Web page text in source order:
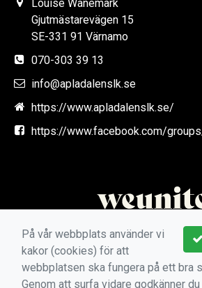
Louise Wanemark
Gjutmästarevägen 15
SE-331 91 Värnamo
070-303 39 13
info@apladalenslk.se
https://www.apladalenslk.se/
https://www.facebook.com/
På vår webbplats använder vi
kakor (cookies) för att
webbplatsen ska fungera på ett bra
Genom att surfa vidare godkänner